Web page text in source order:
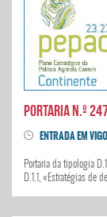
Portaria n.º
ENTRADA EM
Portaria da tipologia
D.1.1, «Estratégias de